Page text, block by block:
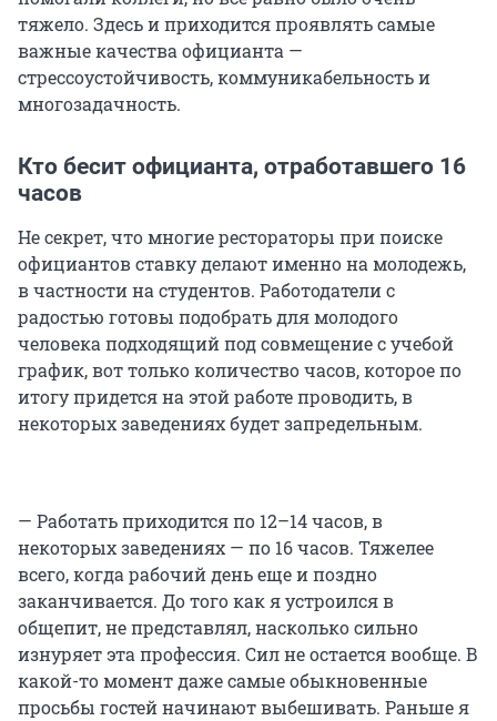
тяжело. Здесь и приходится проявлять самые
важные качества официанта —
стрессоустойчивость, коммуникабельность и
многозадачность.
Кто бесит официанта, отработавшего 16
часов
Не секрет, что многие рестораторы при поиске
официантов ставку делают именно на молодежь,
в частности на студентов. Работодатели с
радостью готовы подобрать для молодого
человека подходящий под совмещение с учебой
график, вот только количество часов, которое по
итогу придется на этой работе проводить, в
некоторых заведениях будет запредельным.
— Работать приходится по 12–14 часов, в
некоторых заведениях — по 16 часов. Тяжелее
всего, когда рабочий день еще и поздно
заканчивается. До того как я устроился в
общепит, не представлял, насколько сильно
изнуряет эта профессия. Сил не остается вообще. В
какой-то момент даже самые обыкновенные
просьбы гостей начинают выбешивать. Раньше я